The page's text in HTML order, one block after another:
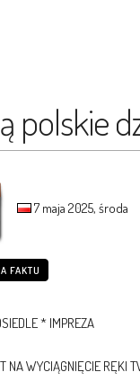
polskie
7 maja 2025, środa
FAKTU
* IMPREZA
NA WYCIĄGNIĘCIE RĘKI